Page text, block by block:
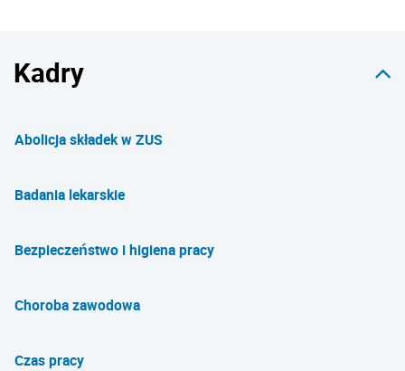
Kadry
Abolicja składek w ZUS
Badania lekarskie
Bezpieczeństwo i higiena pracy
Choroba zawodowa
Czas pracy